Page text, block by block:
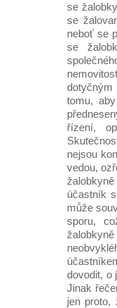
se
se
neboť se
se
tomu,
řízení,
nejsou
vedou,
účastník
může
sporu,
dovodit, o
Jinak
jen proto,